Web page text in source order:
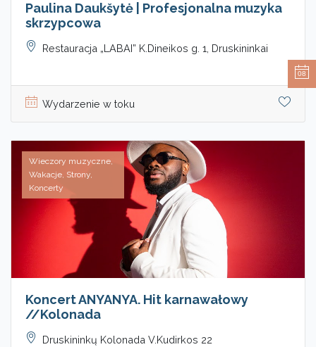
Paulina Daukšytė | Profesjonalna muzyka
skrzypcowa
Restauracja „LABAI” K.Dineikos g. 1, Druskininkai
Wydarzenie w toku
Wieczory muzyczne,
Wakacje, Strony,
Koncerty
Koncert ANYANYA. Hit karnawałowy
//Kolonada
Druskininkų Kolonada V.Kudirkos 22
08